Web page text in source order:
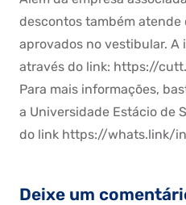
descontos também atende
aprovados no vestibular. A
através do link: https://
Para mais informações,
a Universidade Estácio de
do link https://whats.link/
Deixe um